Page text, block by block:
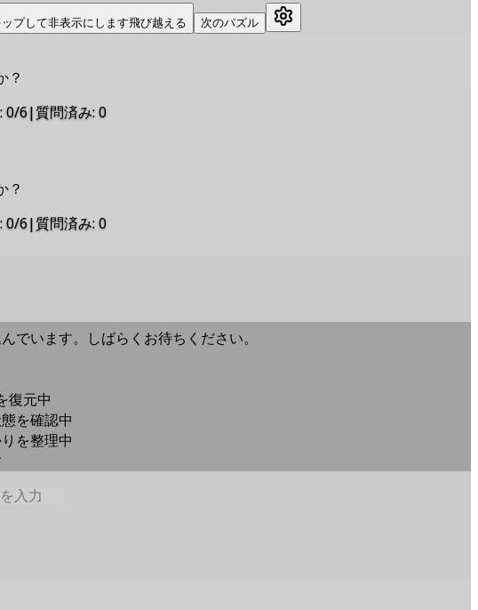
プして非表示にします飛び越える 次のパズル
？
:0/6|質問済み:0
？
:0/6|質問済み:0
でいます。しばらくお待ちください。
復元中
を確認中
を整理中